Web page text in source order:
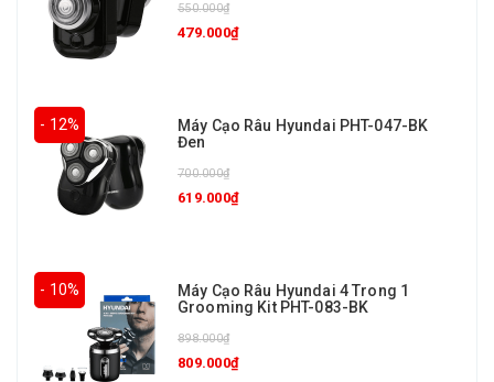
550.000₫
479.000₫
- 12%
Máy Cạo Râu Hyundai PHT-047-BK
Đen
700.000₫
619.000₫
- 10%
Máy Cạo Râu Hyundai 4 Trong 1
Grooming Kit PHT-083-BK
898.000₫
809.000₫